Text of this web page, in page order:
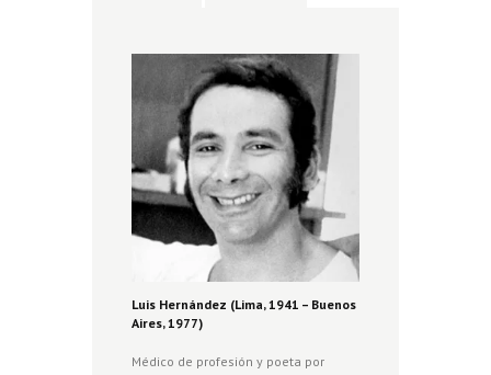
Luis Hernández (Lima, 1941 – Buenos
Aires, 1977)
Médico de profesión y poeta por